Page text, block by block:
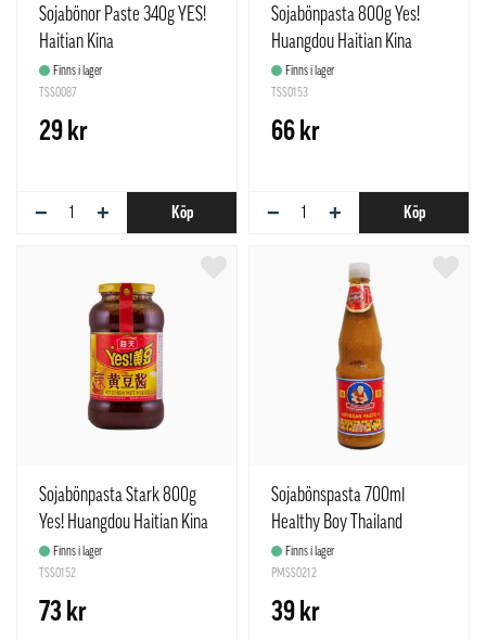
Sojabönor Paste 340g YES!
Haitian Kina
Finns i lager
TSS0087
29 kr
− + Köp
Sojabönpasta 800g Yes!
Huangdou Haitian Kina
Finns i lager
TSS0153
66 kr
− + Köp
Sojabönpasta Stark 800g
Yes! Huangdou Haitian Kina
Finns i lager
TSS0152
73 kr
Sojabönspasta 700ml
Healthy Boy Thailand
Finns i lager
PMSS0212
39 kr